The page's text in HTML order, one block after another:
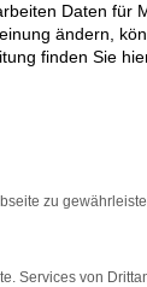
Daten für
ändern,
finden Sie
zu
Services von